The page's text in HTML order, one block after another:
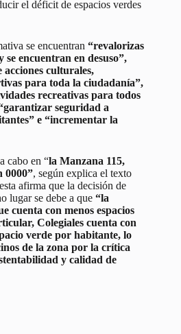
el déficit de espacios verdes
se encuentran “revalorizas
se encuentran en desuso”,
culturales,
para toda la ciudadanía”,
recreativas para todos
seguridad a
e “incrementar la
cabo en “la Manzana 115,
0000”, según explica el texto
afirma que la decisión de
lugar se debe a que “la
cuenta con menos espacios
Colegiales cuenta con
verde por habitante, lo
de la zona por la crítica
y calidad de